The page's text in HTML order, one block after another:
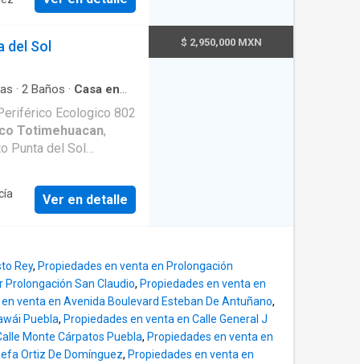
un baño completo y
es la casa de
y con gran
de inversión con
bancarios e
del Sol
· 2 Baños · Casa en
Caseta de vigilancia
·Cocina
·Jardín·Recámara con
· Wifi·Zonas verdes
Ecologico 802
Totimehuacan,
Punta del Sol
El
para niños. La
con closets, 1 baño
con un roof garden.
Ver en detalle
$ 2,950,000 MXN
Rey, Propiedades en venta en Prolongación
Prolongación San Claudio, Propiedades en venta en
venta en Avenida Boulevard Esteban De Antuñano,
Puebla, Propiedades en venta en Calle General J
Monte Cárpatos Puebla, Propiedades en venta en
Ortiz De Domínguez, Propiedades en venta en